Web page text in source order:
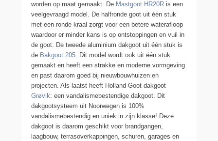
worden op maat gemaakt. De Mastgoot HR20R is een
veelgevraagd model. De halfronde goot uit één stuk
met een ronde kraal zorgt voor een betere waterafloop
waardoor er minder kans is op ontstoppingen en vuil in
de goot. De tweede aluminium dakgoot uit één stuk is
de Bakgoot 205. Dit model wordt ook uit één stuk
gemaakt en heeft een strakke en moderne vormgeving
en past daarom goed bij nieuwbouwhuizen en
projecten. Als laatst heeft Holland Goot dakgoot
Grøvik: een vandalismebestendige dakgoot. Dit
dakgootsysteem uit Noorwegen is 100%
vandalismebestendig en uniek in zijn klasse! Deze
dakgoot is daarom geschikt voor brandgangen,
laagbouw, terrasoverkappingen, schuren, garages en